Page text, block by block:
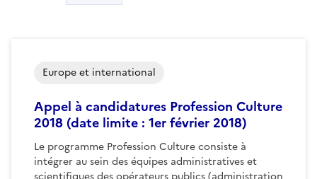
Appel à candidatures Profession Culture
2018 (date limite : 1er février 2018)
Le programme Profession Culture consiste à
intégrer au sein des équipes administratives et
Europe et international